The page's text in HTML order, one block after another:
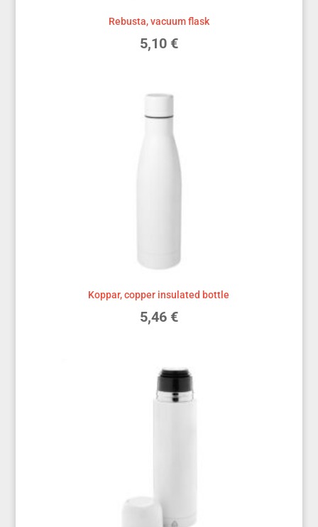
Rebusta, vacuum flask
5,10 €
Koppar, copper insulated bottle
5,46 €